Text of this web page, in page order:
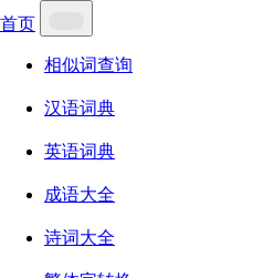
首页
相似词查询
汉语词典
英语词典
成语大全
诗词大全